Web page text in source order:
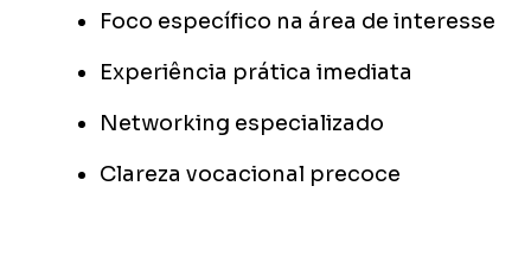
Foco específico na área de interesse
Experiência prática imediata
Networking especializado
Clareza vocacional precoce